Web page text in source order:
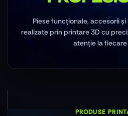
Piese funcționale, accesorii
realizate prin printare 3D cu
atenție la